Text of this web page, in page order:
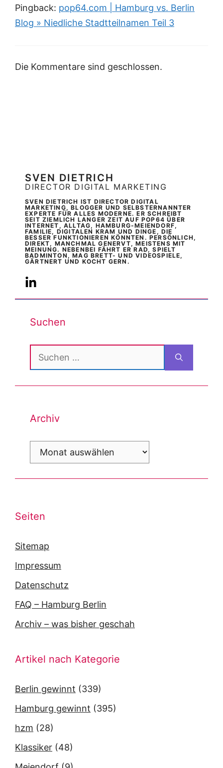
Pingback: pop64.com | Hamburg vs. Berlin
Blog » Niedliche Stadtteilnamen Teil 3
Die Kommentare sind geschlossen.
SVEN DIETRICH
DIRECTOR DIGITAL MARKETING
SVEN DIETRICH IST DIRECTOR DIGITAL
MARKETING, BLOGGER UND SELBSTERNANNTER
EXPERTE FÜR ALLES MODERNE. ER SCHREIBT
SEIT ZIEMLICH LANGER ZEIT AUF POP64 ÜBER
INTERNET, ALLTAG, HAMBURG-MEIENDORF,
FAMILIE, DIGITALEN KRAM UND DINGE, DIE
BESSER FUNKTIONIEREN KÖNNTEN. PERSÖNLICH,
DIREKT, MANCHMAL GENERVT, MEISTENS MIT
MEINUNG. NEBENBEI FÄHRT ER RAD, SPIELT
BADMINTON, MAG BRETT- UND VIDEOSPIELE,
GÄRTNERT UND KOCHT GERN.
Suchen
Suchen
nach:
Archiv
Archiv
Seiten
Sitemap
Impressum
Datenschutz
FAQ – Hamburg Berlin
Archiv – was bisher geschah
Artikel nach Kategorie
Berlin gewinnt (339)
Hamburg gewinnt (395)
hzm (28)
Klassiker (48)